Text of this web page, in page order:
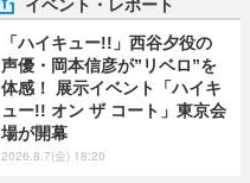
イベント・レポート
「ハイキュー!!」西谷夕役の
声優・岡本信彦が”リベロ”を
体感！ 展示イベント「ハイキ
ュー!! オン ザ コート」東京会
場が開幕
2026.8.7(金) 18:20